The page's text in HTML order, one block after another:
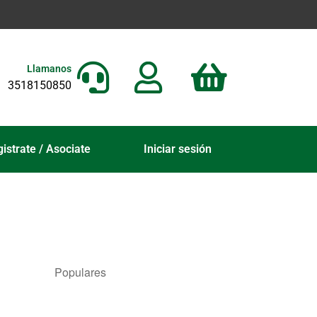
Llamanos
3518150850
/ Asociate Iniciar sesión
Populares